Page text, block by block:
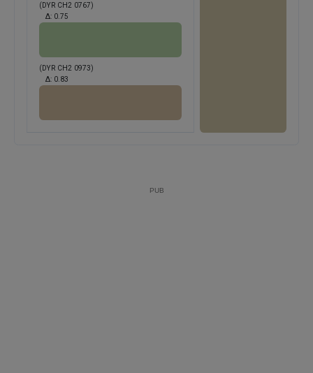
(DYR CH2 0767)
Δ: 0.75
(DYR CH2 0973)
Δ: 0.83